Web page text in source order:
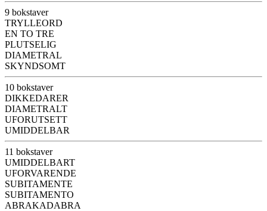
9 bokstaver
TRYLLEORD
EN TO TRE
PLUTSELIG
DIAMETRAL
SKYNDSOMT
10 bokstaver
DIKKEDARER
DIAMETRALT
UFORUTSETT
UMIDDELBAR
11 bokstaver
UMIDDELBART
UFORVARENDE
SUBITAMENTE
SUBITAMENTO
ABRAKADABRA